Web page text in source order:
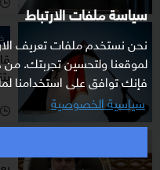
سياسة ملفات الارتباط
نحن نستخدم ملفات تعريف
لموقعنا ولتحسين تجربتك. من
فإنك توافق على استخدامنا
سياسية الخصوصية
l
l